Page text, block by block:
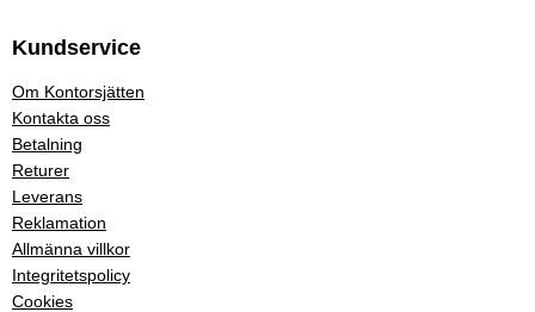
Kundservice
Om Kontorsjätten
Kontakta oss
Betalning
Returer
Leverans
Reklamation
Allmänna villkor
Integritetspolicy
Cookies